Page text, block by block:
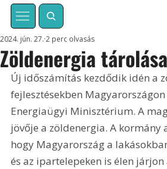
Zöldenergia tárolása
2024. jún. 27. 2 perc olvasás
Új időszámítás kezdődik idén a
fejlesztésekben Magyarországon
Energiaügyi Minisztérium. A
jövője a zöldenergia. A kormány
hogy Magyarország a
és az ipartelepeken is élen